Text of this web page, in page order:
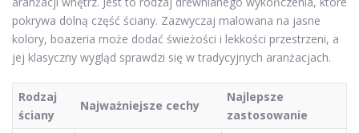
pokrywa dolną część ściany. Zazwyczaj malowana na jasne
kolory, boazeria może dodać świeżości i lekkości przestrzeni, a
jej klasyczny wygląd sprawdzi się w tradycyjnych aranżacjach.
Rodzaj
ściany
Najważniejsze cechy
Najlepsze
zastosowanie